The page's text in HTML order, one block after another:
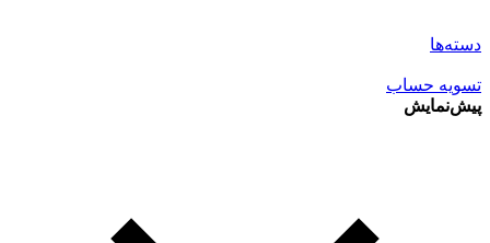
دسته‌ها
تسویه حساب
پیش‌نمایش